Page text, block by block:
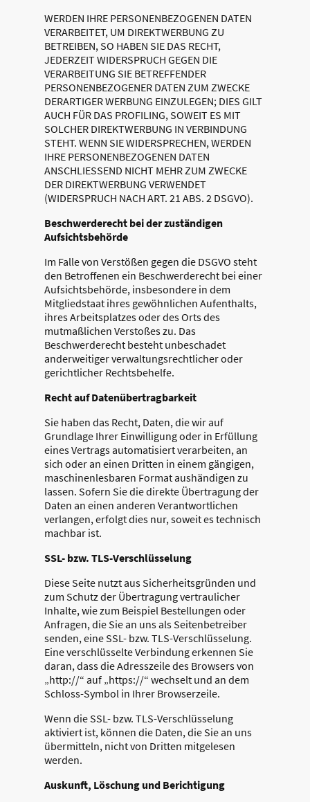
WERDEN IHRE PERSONENBEZOGENEN DATEN
VERARBEITET, UM DIREKTWERBUNG ZU
BETREIBEN, SO HABEN SIE DAS RECHT,
JEDERZEIT WIDERSPRUCH GEGEN DIE
VERARBEITUNG SIE BETREFFENDER
PERSONENBEZOGENER DATEN ZUM ZWECKE
DERARTIGER WERBUNG EINZULEGEN; DIES GILT
AUCH FÜR DAS PROFILING, SOWEIT ES MIT
SOLCHER DIREKTWERBUNG IN VERBINDUNG
STEHT. WENN SIE WIDERSPRECHEN, WERDEN
IHRE PERSONENBEZOGENEN DATEN
ANSCHLIESSEND NICHT MEHR ZUM ZWECKE
DER DIREKTWERBUNG VERWENDET
(WIDERSPRUCH NACH ART. 21 ABS. 2 DSGVO).
Beschwerde­recht bei der zuständigen
Aufsichts­behörde
Im Falle von Verstößen gegen die DSGVO steht
den Betroffenen ein Beschwerderecht bei einer
Aufsichtsbehörde, insbesondere in dem
Mitgliedstaat ihres gewöhnlichen Aufenthalts,
ihres Arbeitsplatzes oder des Orts des
mutmaßlichen Verstoßes zu. Das
Beschwerderecht besteht unbeschadet
anderweitiger verwaltungsrechtlicher oder
gerichtlicher Rechtsbehelfe.
Recht auf Daten­übertrag­barkeit
Sie haben das Recht, Daten, die wir auf
Grundlage Ihrer Einwilligung oder in Erfüllung
eines Vertrags automatisiert verarbeiten, an
sich oder an einen Dritten in einem gängigen,
maschinenlesbaren Format aushändigen zu
lassen. Sofern Sie die direkte Übertragung der
Daten an einen anderen Verantwortlichen
verlangen, erfolgt dies nur, soweit es technisch
machbar ist.
SSL- bzw. TLS-Verschlüsselung
Diese Seite nutzt aus Sicherheitsgründen und
zum Schutz der Übertragung vertraulicher
Inhalte, wie zum Beispiel Bestellungen oder
Anfragen, die Sie an uns als Seitenbetreiber
senden, eine SSL- bzw. TLS-Verschlüsselung.
Eine verschlüsselte Verbindung erkennen Sie
daran, dass die Adresszeile des Browsers von
„http://“ auf „https://“ wechselt und an dem
Schloss-Symbol in Ihrer Browserzeile.
Wenn die SSL- bzw. TLS-Verschlüsselung
aktiviert ist, können die Daten, die Sie an uns
übermitteln, nicht von Dritten mitgelesen
werden.
Auskunft, Löschung und Berichtigung